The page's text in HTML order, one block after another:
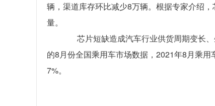
辆，渠道库存环比减少8万辆。根据专家介绍
量。
芯片短缺造成汽车行业供货周期变长、
的8月份全国乘用车市场数据，2021年8月乘
7%。